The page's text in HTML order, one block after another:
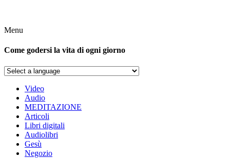
Menu
Come godersi la vita di ogni giorno
Video
Audio
MEDITAZIONE
Articoli
Libri digitali
Audiolibri
Gesù
Negozio